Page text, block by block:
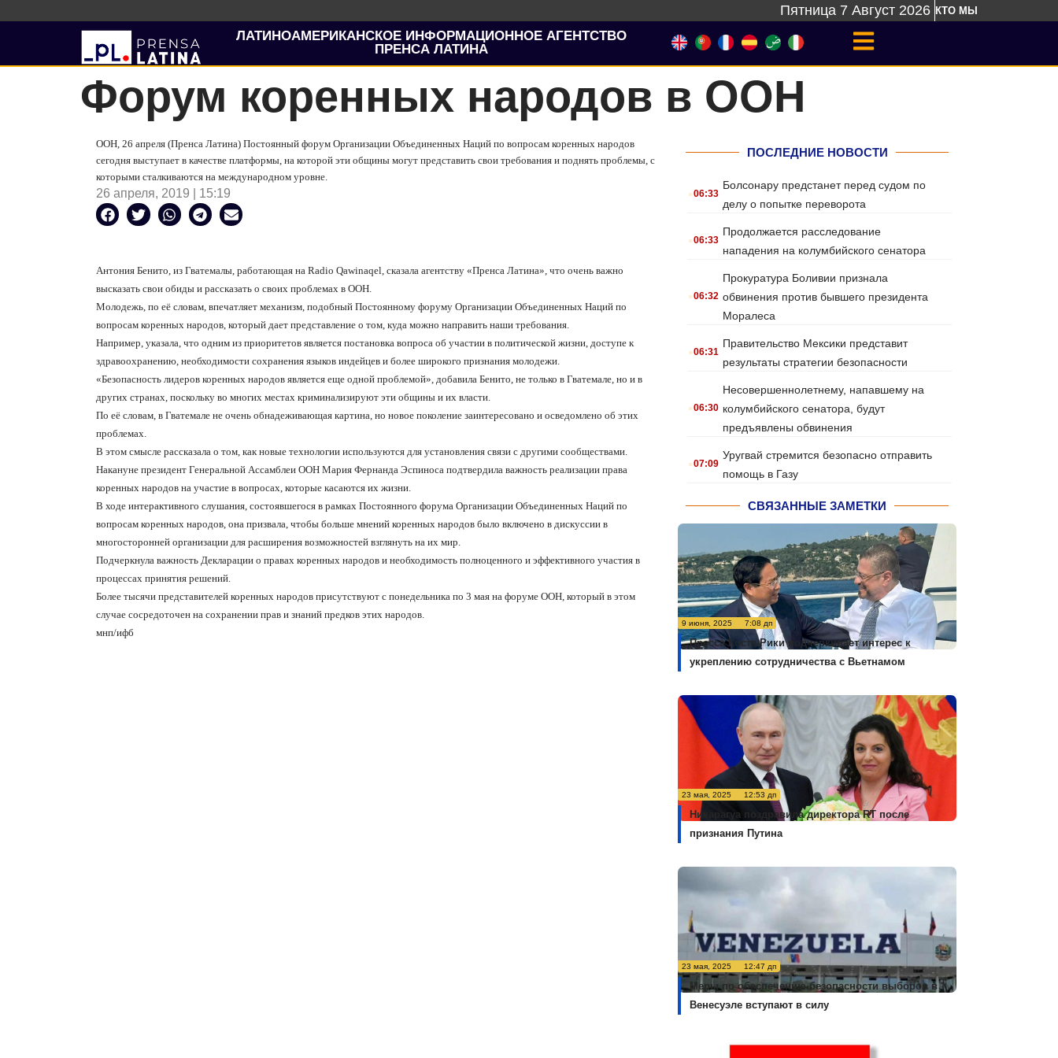
Пятница 7 Август 2026 КТО МЫ
ЛАТИНОАМЕРИКАНСКОЕ ИНФОРМАЦИОННОЕ АГЕНТСТВО
ПРЕНСА ЛАТИНА
Форум коренных народов в ООН
ООН, 26 апреля (Пренса Латина) Постоянный форум Организации Объединенных Наций по вопросам коренных народов
сегодня выступает в качестве платформы, на которой эти общины могут представить свои требования и поднять проблемы, с
которыми сталкиваются на международном уровне.
26 апреля, 2019 | 15:19
Антония Бенито, из Гватемалы, работающая на Radio Qawinaqel, сказала агентству «Пренса Латина», что очень важно
высказать свои обиды и рассказать о своих проблемах в ООН.
Молодежь, по её словам, впечатляет механизм, подобный Постоянному форуму Организации Объединенных Наций по
вопросам коренных народов, который дает представление о том, куда можно направить наши требования.
Например, указала, что одним из приоритетов является постановка вопроса об участии в политической жизни, доступе к
здравоохранению, необходимости сохранения языков индейцев и более широкого признания молодежи.
«Безопасность лидеров коренных народов является еще одной проблемой», добавила Бенито, не только в Гватемале, но и в
других странах, поскольку во многих местах криминализируют эти общины и их власти.
По её словам, в Гватемале не очень обнадеживающая картина, но новое поколение заинтересовано и осведомлено об этих
проблемах.
В этом смысле рассказала о том, как новые технологии используются для установления связи с другими сообществами.
Накануне президент Генеральной Ассамблеи ООН Мария Фернанда Эспиноса подтвердила важность реализации права
коренных народов на участие в вопросах, которые касаются их жизни.
В ходе интерактивного слушания, состоявшегося в рамках Постоянного форума Организации Объединенных Наций по
вопросам коренных народов, она призвала, чтобы больше мнений коренных народов было включено в дискуссии в
многосторонней организации для расширения возможностей взглянуть на их мир.
Подчеркнула важность Декларации о правах коренных народов и необходимость полноценного и эффективного участия в
процессах принятия решений.
Более тысячи представителей коренных народов присутствуют с понедельника по 3 мая на форуме ООН, который в этом
случае сосредоточен на сохранении прав и знаний предков этих народов.
мнп/ифб
ПОСЛЕДНИЕ НОВОСТИ
.06:33
Болсонару предстанет перед судом по
делу о попытке переворота
.06:33
Продолжается расследование
нападения на колумбийского сенатора
.06:32
Прокуратура Боливии признала
обвинения против бывшего президента
Моралеса
.06:31
Правительство Мексики представит
результаты стратегии безопасности
.06:30
Несовершеннолетнему, напавшему на
колумбийского сенатора, будут
предъявлены обвинения
.07:09
Уругвай стремится безопасно отправить
помощь в Газу
СВЯЗАННЫЕ ЗАМЕТКИ
9 июня, 2025 7:08 дп
Пресса Коста-Рики подчеркивает интерес к
укреплению сотрудничества с Вьетнамом
23 мая, 2025 12:53 дп
Никарагуа поздравила директора RT после
признания Путина
23 мая, 2025 12:47 дп
Меры по обеспечению безопасности выборов в
Венесуэле вступают в силу